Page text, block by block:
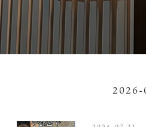
2026-